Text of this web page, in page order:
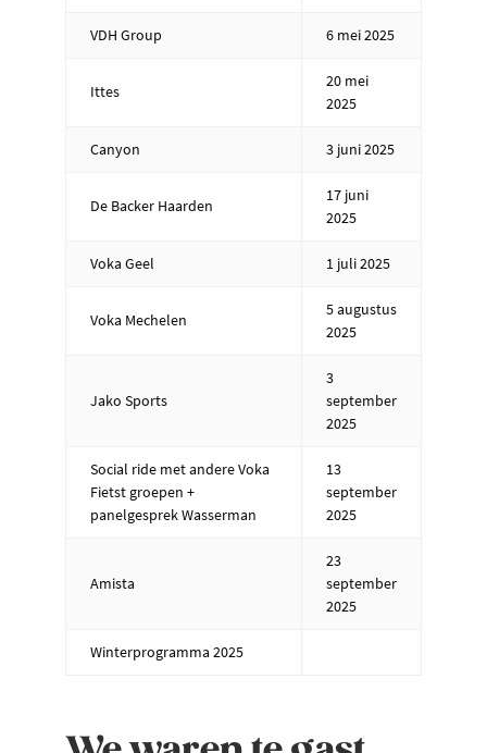
VDH Group 6 mei 2025
Ittes
20 mei
2025
Canyon 3 juni 2025
De Backer Haarden
17 juni
2025
Voka Geel 1 juli 2025
Voka Mechelen
5 augustus
2025
Jako Sports
3
september
2025
Social ride met andere Voka
Fietst groepen +
panelgesprek Wasserman
13
september
2025
Amista
23
september
2025
Winterprogramma 2025